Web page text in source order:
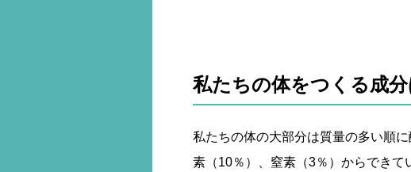
私たちの体をつくる成分
私たちの体の大部分は質量の多い順
素（10％）、窒素（3％）からできて